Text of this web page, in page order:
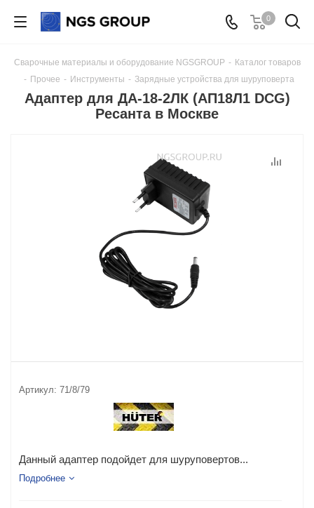
0
Сварочные материалы и оборудование NGSGROUP - Каталог товаров
- Прочее - Инструменты - Зарядные устройства для шуруповерта
Адаптер для ДА-18-2ЛК (АП18Л1 DCG)
Ресанта в Москве
Артикул: 71/8/79
Данный адаптер подойдет для шуруповертов...
Подробнее